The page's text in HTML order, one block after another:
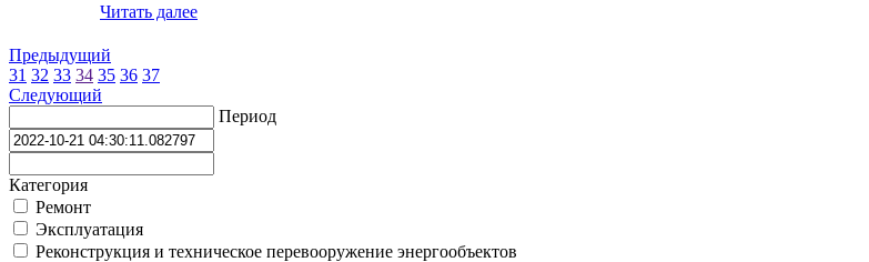
Читать далее
Предыдущий
31 32 33 34 35 36 37
Следующий
Период
Категория
Ремонт
Эксплуатация
Реконструкция и техническое перевооружение энергообъектов